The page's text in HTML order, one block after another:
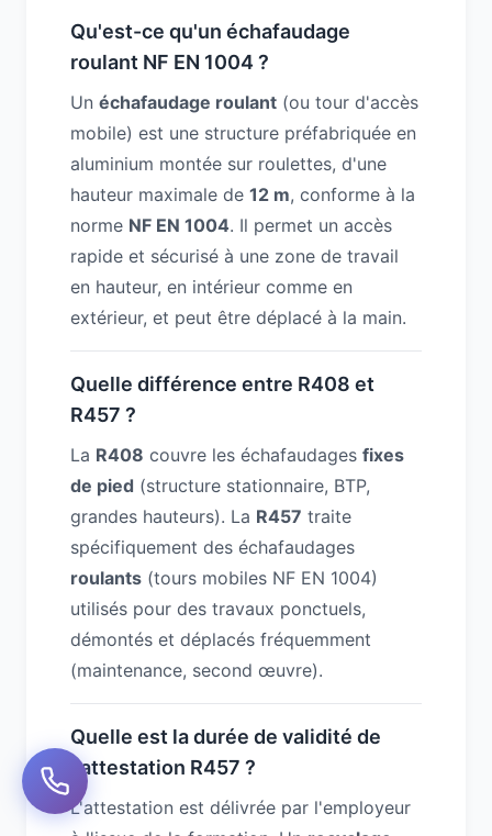
Qu'est-ce qu'un échafaudage
roulant NF EN 1004 ?
Un échafaudage roulant (ou tour d'accès
mobile) est une structure préfabriquée en
aluminium montée sur roulettes, d'une
hauteur maximale de 12 m, conforme à la
norme NF EN 1004. Il permet un accès
rapide et sécurisé à une zone de travail
en hauteur, en intérieur comme en
extérieur, et peut être déplacé à la main.
Quelle différence entre R408 et
R457 ?
La R408 couvre les échafaudages fixes
de pied (structure stationnaire, BTP,
grandes hauteurs). La R457 traite
spécifiquement des échafaudages
roulants (tours mobiles NF EN 1004)
utilisés pour des travaux ponctuels,
démontés et déplacés fréquemment
(maintenance, second œuvre).
Quelle est la durée de validité de
l'attestation R457 ?
L'attestation est délivrée par l'employeur